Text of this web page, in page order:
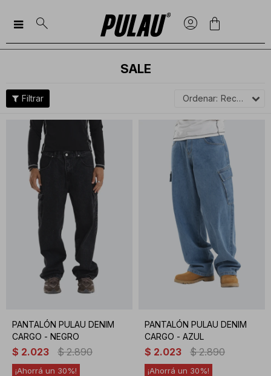

SALE
Recomendados
PANTALÓN PULAU DENIM
CARGO - NEGRO
$ 2.023 $ 2.890
30
PANTALÓN PULAU DENIM
CARGO - AZUL
$ 2.023 $ 2.890
30